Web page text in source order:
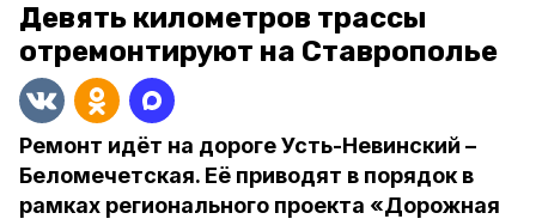
Девять километров трассы
отремонтируют на Ставрополье
Ремонт идёт на дороге Усть-Невинский –
Беломечетская. Её приводят в порядок в
рамках регионального проекта «Дорожная